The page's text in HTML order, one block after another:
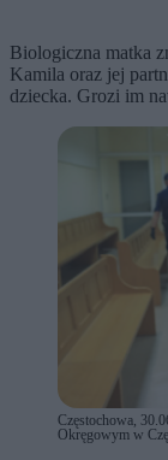
Biologiczna matka
Kamila oraz jej
dziecka. Grozi im
Częstochowa,
Okręgowym w